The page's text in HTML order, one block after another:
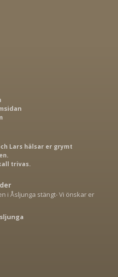
Lars hälsar er grymt
trivas.
i Åsljunga stängt- Vi önskar er